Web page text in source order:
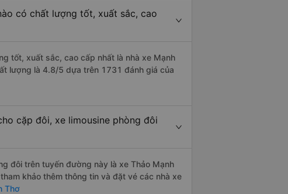
có chất lượng tốt, xuất sắc, cao
tốt, xuất sắc, cao cấp nhất là nhà xe Mạnh
lượng là 4.8/5 dựa trên 1731 đánh giá của
cặp đôi, xe limousine phòng đôi
đôi trên tuyến đường này là xe Thảo Mạnh
khảo thêm thông tin và đặt vé các nhà xe
Thơ